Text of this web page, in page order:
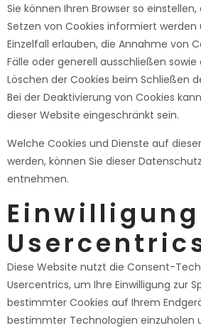
Sie können Ihren Browser so einstellen,
Setzen von Cookies informiert werden
Einzelfall erlauben, die Annahme von
Fälle oder generell ausschließen
Löschen der Cookies beim Schließen
Bei der Deaktivierung von Cookies
dieser Website eingeschränkt sein.
Welche Cookies und Dienste auf
werden, können Sie dieser
entnehmen.
Diese Website nutzt die Consent-
Usercentrics, um Ihre Einwilligung zur
bestimmter Cookies auf Ihrem
bestimmter Technologien einzuholen